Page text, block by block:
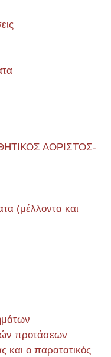
ΑΟΡΙΣΤΟΣ-
(μέλλοντα και
προτάσεων
και ο παρατατικός